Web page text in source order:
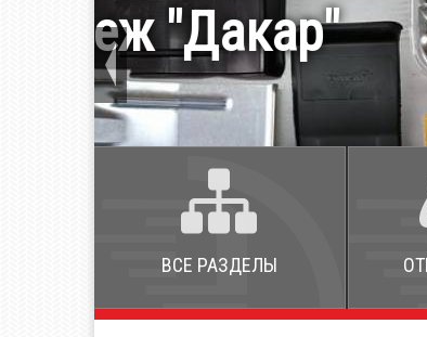
ГЛАВНАЯ
.
ВСЕ РАЗДЕЛЫ